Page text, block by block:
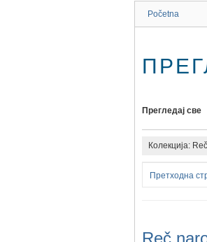
Početna
Прегледај све
Колекција:
Претходна
Reč